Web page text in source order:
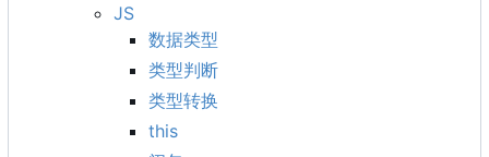
JS
数据类型
类型判断
类型转换
this